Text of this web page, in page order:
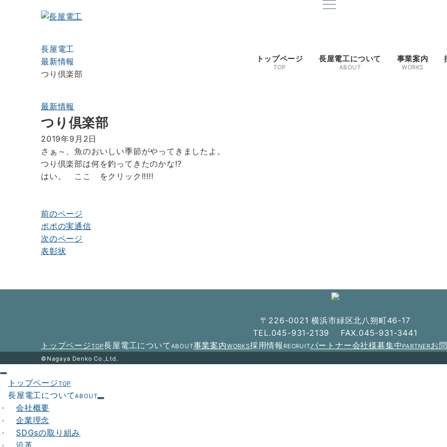
トップページ
TOP
長屋電工について
ABOUT
事業案内
WORKS
長屋電工
最新情報
つり倶楽部
最新情報
つり倶楽部
2019年9月2日
さぁ～、魚のおいしい季節がやってきましたよ。
つり倶楽部は何を釣ってきたのかな⁉
はい。
ここ をクリック!!!!!
投
稿
ナ
ン
前のページ
ポポの実通信
次のページ
表彰状
〒226-0021 横浜市緑区北八朔町46-17
TEL.045-931-2139 FAX.045-931-3441
トップページTOP長屋電工について ABOUT事業案内WORKS採用情報 RECRUITパートナー会社様募集中 PARTNERお
©Nagaya Denko Co.,Ltd.
トップページTOP
長屋電工についてABOUT
会社概要
企業理念
SDGsの取り組み
沿革